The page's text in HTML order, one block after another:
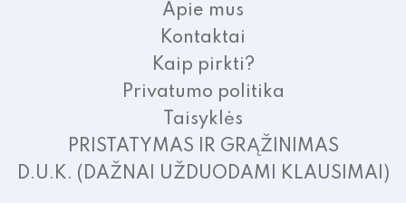
Apie mus
Kontaktai
Kaip pirkti?
Privatumo politika
Taisyklės
PRISTATYMAS IR GRĄŽINIMAS
D.U.K. (DAŽNAI UŽDUODAMI KLAUSIMAI)